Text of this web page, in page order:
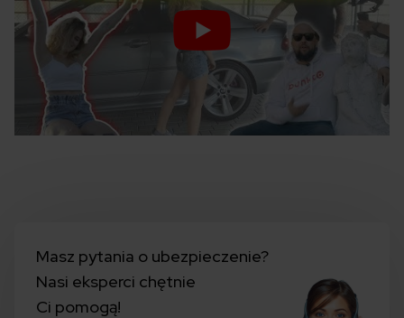
Masz pytania o ubezpieczenie?
Nasi eksperci chętnie
Ci pomogą!